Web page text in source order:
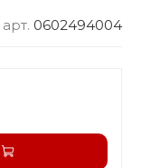
арт. 0602494004